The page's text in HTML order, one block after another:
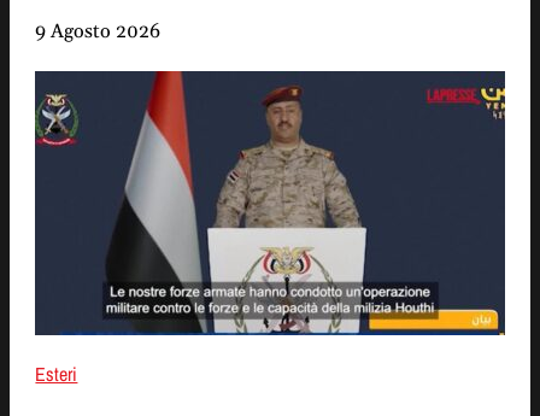
9 Agosto 2026
Esteri